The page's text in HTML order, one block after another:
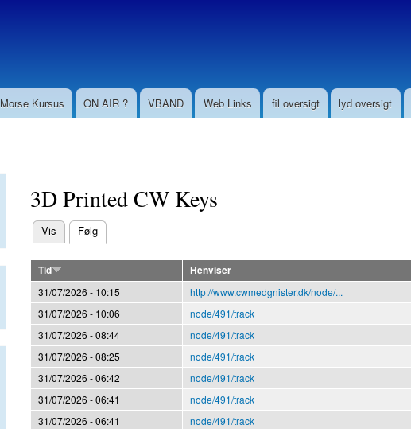
Morse Kursus ON AIR ? VBAND Web Links fil oversigt lyd oversigt
3D Printed CW Keys
Primære faneblade
Vis Følg
(aktiv fane)
Tid Henviser
31/07/2026 - 10:15
http://www.cwmedgnister.dk/node/...
31/07/2026 - 10:06
node/491/track
31/07/2026 - 08:44
node/491/track
31/07/2026 - 08:25
node/491/track
31/07/2026 - 06:42
node/491/track
31/07/2026 - 06:41
node/491/track
31/07/2026 - 06:41
node/491/track